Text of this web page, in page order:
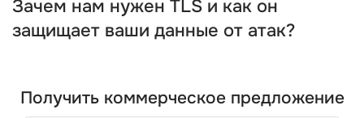
Зачем нам нужен TLS и как он
защищает ваши данные от атак?
Получить коммерческое предложение